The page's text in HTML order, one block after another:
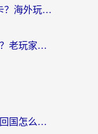
国外打王国保卫战4怎么能不卡？海外玩家国服游戏流畅指南（附澳大利亚保卫萝卜4俄罗斯碧蓝航线解决方案）
美国玩地铁跑酷加速器怎么选？老玩家亲测的避坑指南与实用技巧
海外党自救指南：电脑加速器回国怎么选？轻松解决国内资源访问难题